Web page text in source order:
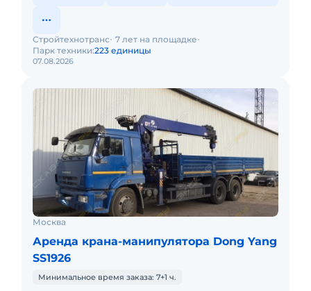
07.08.2026
Стройтехнотранс 7 лет на площадке
Парк техники:223 единицы
Москва
Аренда крана-манипулятора Dong Yang
SS1926
Минимальное время заказа: 7+1 ч.